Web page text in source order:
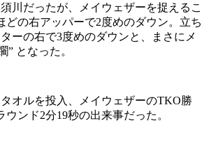
川だったが、メイウェザーを捉えるこ
どの右アッパーで2度めのダウン。立ち
ーの右で3度めのダウンと、まさにメ
” となった。
オルを投入、メイウェザーのTKO勝
ンド2分19秒の出来事だった。